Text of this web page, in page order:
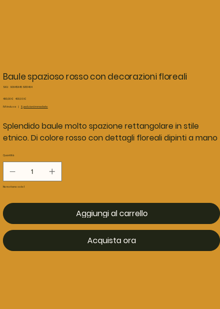
Baule spazioso rosso con decorazioni floreali
SKU: SKU
SR13464
90X45X45 SR13464
Prezzo
originale
480,00 € Prezzo
scontato
400,00 €
IVA inclusa Spedizioni immediate
Splendido baule molto spazione rettangolare in stile
etnico. Di colore rosso con dettagli floreali dipinti a mano
Quantità
Ne restano solo: 1
Aggiungi al carrello
Acquista ora